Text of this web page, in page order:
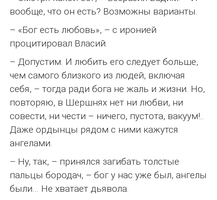
вообще, что он есть? Возможны варианты.
– «Бог есть любовь», – с иронией
процитировал Власий.
– Допустим. И любить его следует больше,
чем самого близкого из людей, включая
себя, – тогда ради бога не жаль и жизни. Но,
повторяю, в Шершнях нет ни любви, ни
совести, ни чести – ничего, пустота, вакуум!..
Даже ордынцы рядом с ними кажутся
ангелами.
– Ну, так, – принялся загибать толстые
пальцы бородач, – бог у нас уже был, ангелы
были… Не хватает дьявола.